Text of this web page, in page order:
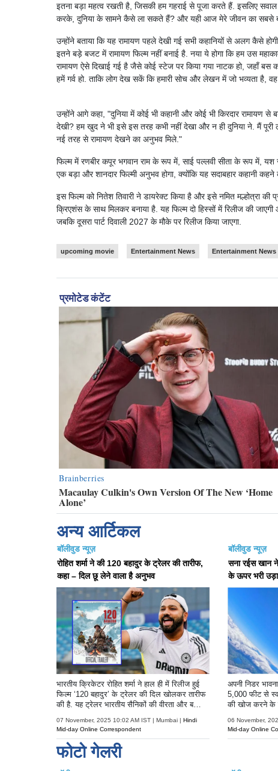
इतना बड़ा महत्व रखती है, जिसकी हम गहराई से पूजा करते हैं. इसलिए
करके, दुनिया के सामने कैसे ला सकते हैं? और यही आज मेरे जीवन का सबसे
उन्होंने बताया कि यह रामायण पहले देखी गई सभी कहानियों से अलग कैसे
इतने बड़े बजट में रामायण फिल्म नहीं बनाई है. नया ये होगा कि हम उस
रामायण ऐसे दिखाई गई है जैसे कोई स्टेज पर किया गया नाटक हो, जहाँ बस
हमें गर्व हो. ताकि लोग देख सकें कि हमारी सोच और लेखन में जो भव्यता है,
उन्होंने आगे कहा, "दुनिया में कोई भी कहानी और कोई भी किरदार रामायण
देखी? हम खुद ने भी इसे इस तरह कभी नहीं देखा और न ही दुनिया ने. मैं
नई तरह से रामायण देखने का अनुभव मिले."
फिल्म में रणबीर कपूर भगवान राम के रूप में, साई पल्लवी सीता के रूप में,
एक बड़ा और शानदार फिल्मी अनुभव होगा, क्योंकि यह सदाबहार कहानी कहने
इस फिल्म को नितेश तिवारी ने डायरेक्ट किया है और इसे नमित मल्होत्रा
क्रिएशंस के साथ मिलकर बनाया है. यह फिल्म दो हिस्सों में रिलीज की
जबकि दूसरा पार्ट दिवाली 2027 के मौके पर रिलीज किया जाएगा.
upcoming movie Entertainment News Entertainment News
अन्य आर्टिकल
बॉलीवुड न्यूज़
रोहित शर्मा ने की 120 बहादुर के ट्रेलर की तारीफ,
कहा – दिल छू लेने वाला है अनुभव
भारतीय क्रिकेटर रोहित शर्मा ने हाल ही में रिलीज हुई
फिल्म ‘120 बहादुर’ के ट्रेलर की दिल खोलकर तारीफ
की है. यह ट्रेलर भारतीय सैनिकों की वीरता और ब
शर्मा का भी दिल जीत लिया.
07 November, 2025 10:02 AM IST | Mumbai | Hindi
Mid-day Online Correspondent
बॉलीवुड न्यूज़
सना रईस खान
के ऊपर भरी
अपनी निडर
5,000 फीट से
की खोज करने के
06 November,
Mid-day Online
फोटो गेलरी